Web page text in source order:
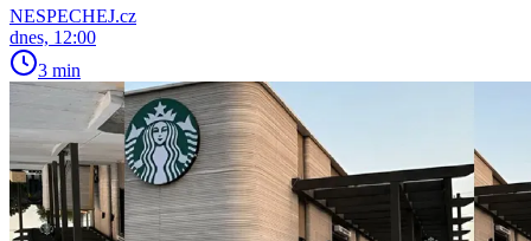
NESPECHEJ.cz
dnes, 12:00
3 min